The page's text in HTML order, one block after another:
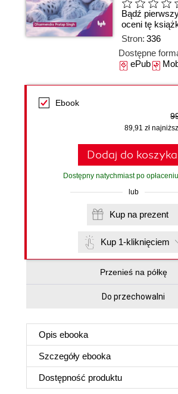
Bądź
oceni tę
Stron: 336
Dostępne
ePub
Ebook
89,91 zł
Dodaj do koszyka
Dostępny natychmiast po
lub
Kup na prezent
Kup 1-kliknięciem
Przenieś na półkę
Do przechowalni
Opis ebooka
Szczegóły ebooka
Dostępność produktu